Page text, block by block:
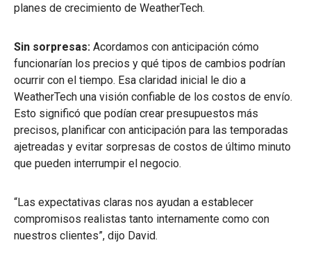
planes de crecimiento de WeatherTech.
Sin sorpresas: Acordamos con anticipación cómo
funcionarían los precios y qué tipos de cambios podrían
ocurrir con el tiempo. Esa claridad inicial le dio a
WeatherTech una visión confiable de los costos de envío.
Esto significó que podían crear presupuestos más
precisos, planificar con anticipación para las temporadas
ajetreadas y evitar sorpresas de costos de último minuto
que pueden interrumpir el negocio.
“Las expectativas claras nos ayudan a establecer
compromisos realistas tanto internamente como con
nuestros clientes”, dijo David.